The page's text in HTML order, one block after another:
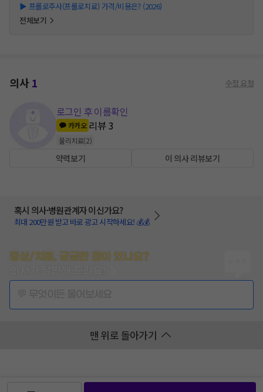
▶ 프롤로주사(프롤로치료) 가격/비용은? (2026)
전체보기
의사1 수정 요청
로그인 후 이름확인
카카오 리뷰3
물리치료(2)
약력보기 이 의사 리뷰보기
혹시 의사·병원관계자 이신가요?
최대 200만원 받고 바로 광고 시작하세요! 💰💰
증상/치료, 궁금한 점이 있나요?
맨 위로 돌아가기